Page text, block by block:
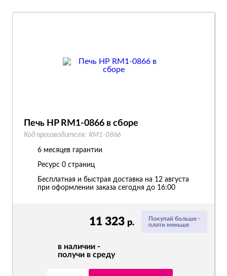
Покупай больше -
плати меньше
11 323 р.
в наличии -
получи в среду
Печь HP RM1-0866 в сборе
Код производителя: RM1-0866
6 месяцев гарантии
Ресурс 0 страниц
Бесплатная и быстрая доставка на 12 августа
при оформлении заказа сегодня до 16:00